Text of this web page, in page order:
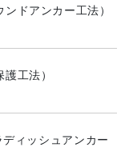
ンドアンカー工法）
護工法）
ディッシュアンカー